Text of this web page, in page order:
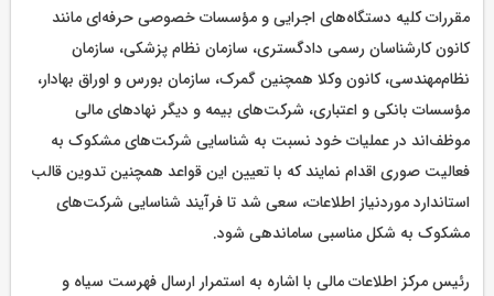
مقررات کلیه دستگاه‌های اجرایی و مؤسسات خصوصی حرفه‌ای مانند
کانون کارشناسان رسمی دادگستری، سازمان نظام پزشکی، سازمان
نظام‌مهندسی، کانون وکلا همچنین گمرک، سازمان بورس و اوراق بهادار،
مؤسسات بانکی و اعتباری، شرکت‌های بیمه و دیگر نهادهای مالی
موظف‌اند در عملیات خود نسبت به شناسایی شرکت‌های مشکوک به
فعالیت صوری اقدام نمایند که با تعیین این قواعد همچنین تدوین قالب
استاندارد موردنیاز اطلاعات، سعی شد تا فرآیند شناسایی شرکت‌های
مشکوک به شکل مناسبی ساماندهی شود.
رئیس مرکز اطلاعات مالی با اشاره به استمرار ارسال فهرست سیاه و